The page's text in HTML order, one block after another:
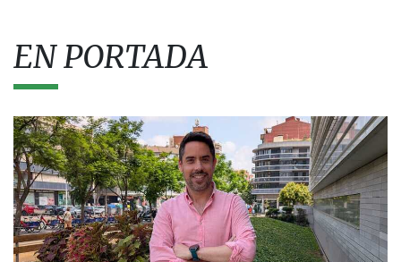
EN PORTADA